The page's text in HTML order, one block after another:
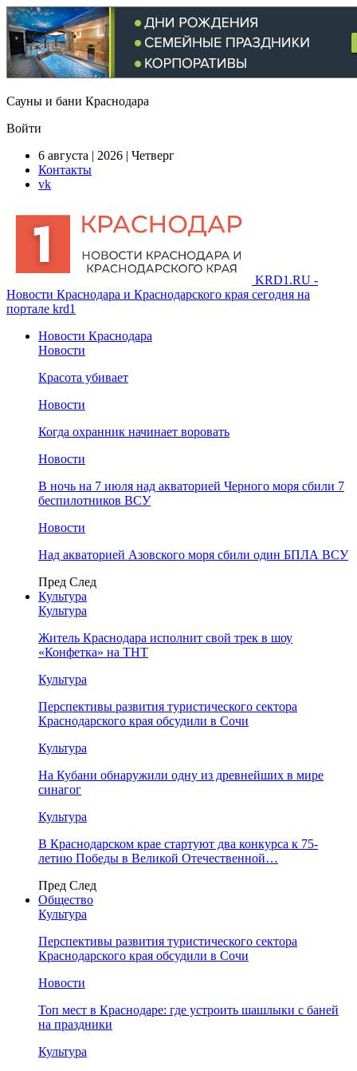
Сауны и бани Краснодара
Войти
6 августа | 2026 | Четверг
Контакты
vk
KRD1.RU -
Новости Краснодара и Краснодарского края сегодня на
портале krd1
Новости Краснодара
Новости
Красота убивает
Новости
Когда охранник начинает воровать
Новости
В ночь на 7 июля над акваторией Черного моря сбили 7
беспилотников ВСУ
Новости
Над акваторией Азовского моря сбили один БПЛА ВСУ
Пред След
Культура
Культура
Житель Краснодара исполнит свой трек в шоу
«Конфетка» на ТНТ
Культура
Перспективы развития туристического сектора
Краснодарского края обсудили в Сочи
Культура
На Кубани обнаружили одну из древнейших в мире
синагог
Культура
В Краснодарском крае стартуют два конкурса к 75-
летию Победы в Великой Отечественной…
Пред След
Общество
Культура
Перспективы развития туристического сектора
Краснодарского края обсудили в Сочи
Новости
Топ мест в Краснодаре: где устроить шашлыки с баней
на праздники
Культура